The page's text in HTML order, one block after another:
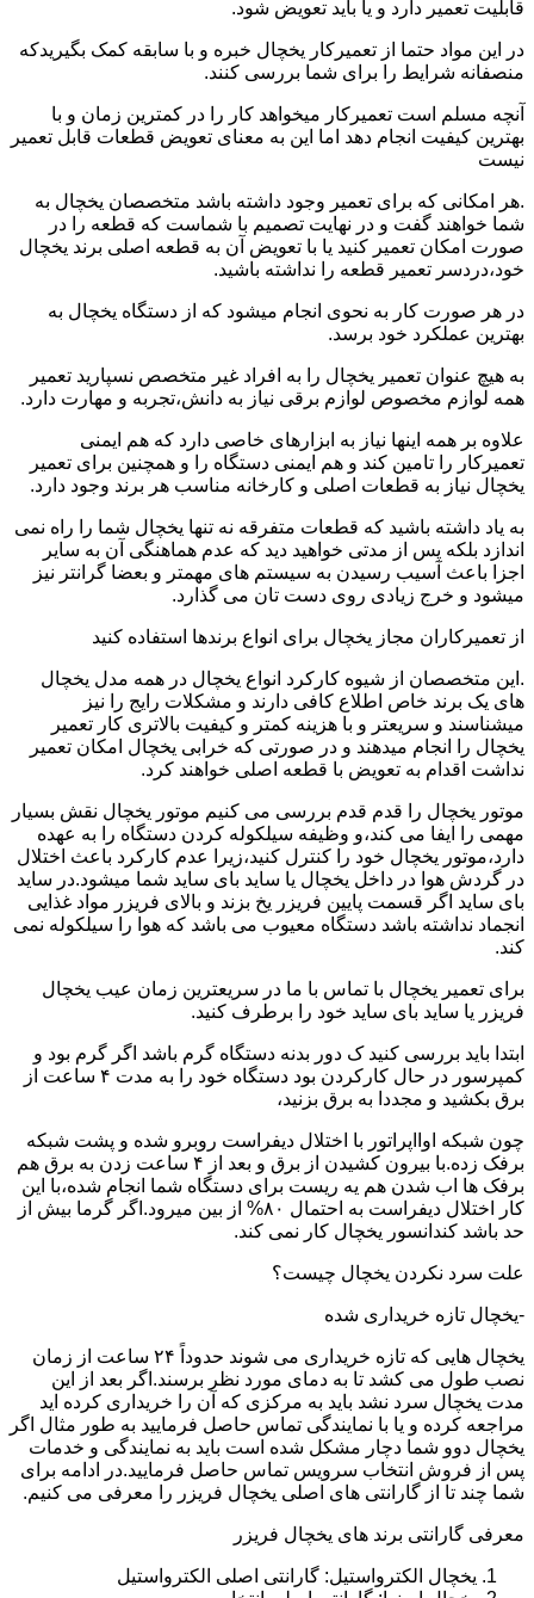
قابلیت تعمیر دارد و یا باید تعویض شود.
در این مواد حتما از تعمیرکار یخچال خبره و با سابقه کمک بگیریدکه
منصفانه شرایط را برای شما بررسی کنند.
آنچه مسلم است تعمیرکار میخواهد کار را در کمترین زمان و با
بهترین کیفیت انجام دهد اما این به معنای تعویض قطعات قابل تعمیر
نیست
.هر امکانی که برای تعمیر وجود داشته باشد متخصصان یخچال به
شما خواهند گفت و در نهایت تصمیم با شماست که قطعه را در
صورت امکان تعمیر کنید یا با تعویض آن به قطعه اصلی برند یخچال
خود،دردسر تعمیر قطعه را نداشته باشید.
در هر صورت کار به نحوی انجام میشود که از دستگاه یخچال به
بهترین عملکرد خود برسد.
به هیچ عنوان تعمیر یخچال را به افراد غیر متخصص نسپارید تعمیر
همه لوازم مخصوص لوازم برقی نیاز به دانش،تجربه و مهارت دارد.
علاوه بر همه اینها نیاز به ابزارهای خاصی دارد که هم ایمنی
تعمیرکار را تامین کند و هم ایمنی دستگاه را و همچنین برای تعمیر
یخچال نیاز به قطعات اصلی و کارخانه مناسب هر برند وجود دارد.
به یاد داشته باشید که قطعات متفرقه نه تنها یخچال شما را راه نمی
اندازد بلکه پس از مدتی خواهید دید که عدم هماهنگی آن به سایر
اجزا باعث آسیب رسیدن به سیستم های مهمتر و بعضا گرانتر نیز
میشود و خرج زیادی روی دست تان می گذارد.
از تعمیرکاران مجاز یخچال برای انواع برندها استفاده کنید
.این متخصصان از شیوه کارکرد انواع یخچال در همه مدل یخچال
های یک برند خاص اطلاع کافی دارند و مشکلات رایج را نیز
میشناسند و سریعتر و با هزینه کمتر و کیفیت بالاتری کار تعمیر
یخچال را انجام میدهند و در صورتی که خرابی یخچال امکان تعمیر
نداشت اقدام به تعویض با قطعه اصلی خواهند کرد.
موتور یخچال را قدم قدم بررسی می کنیم موتور یخچال نقش بسیار
مهمی را ایفا می کند،و وظیفه سیلکوله کردن دستگاه را به عهده
دارد،موتور یخچال خود را کنترل کنید،زیرا عدم کارکرد باعث اختلال
در گردش هوا در داخل یخچال یا ساید بای ساید شما میشود.در ساید
بای ساید اگر قسمت پایین فریزر یخ بزند و بالای فریزر مواد غذایی
انجماد نداشته باشد دستگاه معیوب می باشد که هوا را سیلکوله نمی
کند.
برای تعمیر یخچال با تماس با ما در سریعترین زمان عیب یخچال
فریزر یا ساید بای ساید خود را برطرف کنید.
ابتدا باید بررسی کنید ک دور بدنه دستگاه گرم باشد اگر گرم بود و
کمپرسور در حال کارکردن بود دستگاه خود را به مدت ۴ ساعت از
برق بکشید و مجددا به برق بزنید،
چون شبکه اوااپراتور با اختلال دیفراست روبرو شده و پشت شبکه
برفک زده.با بیرون کشیدن از برق و بعد از ۴ ساعت زدن به برق هم
برفک ها اب شدن هم یه ریست برای دستگاه شما انجام شده،با این
کار اختلال دیفراست به احتمال ۸۰% از بین میرود.اگر گرما بیش از
حد باشد کندانسور یخچال کار نمی کند.
علت سرد نکردن یخچال چیست؟
-یخچال تازه خریداری شده
یخچال هایی که تازه خریداری می شوند حدوداً ۲۴ ساعت از زمان
نصب طول می کشد تا به دمای مورد نظر برسند.اگر بعد از این
مدت یخچال سرد نشد باید به مرکزی که آن را خریداری کرده اید
مراجعه کرده و یا با نمایندگی تماس حاصل فرمایید به طور مثال اگر
یخچال دوو شما دچار مشکل شده است باید به نمایندگی و خدمات
پس از فروش انتخاب سرویس تماس حاصل فرمایید.در ادامه برای
شما چند تا از گارانتی های اصلی یخچال فریزر را معرفی می کنیم.
معرفی گارانتی برند های یخچال فریزر
یخچال الکترواستیل: گارانتی اصلی الکترواستیل